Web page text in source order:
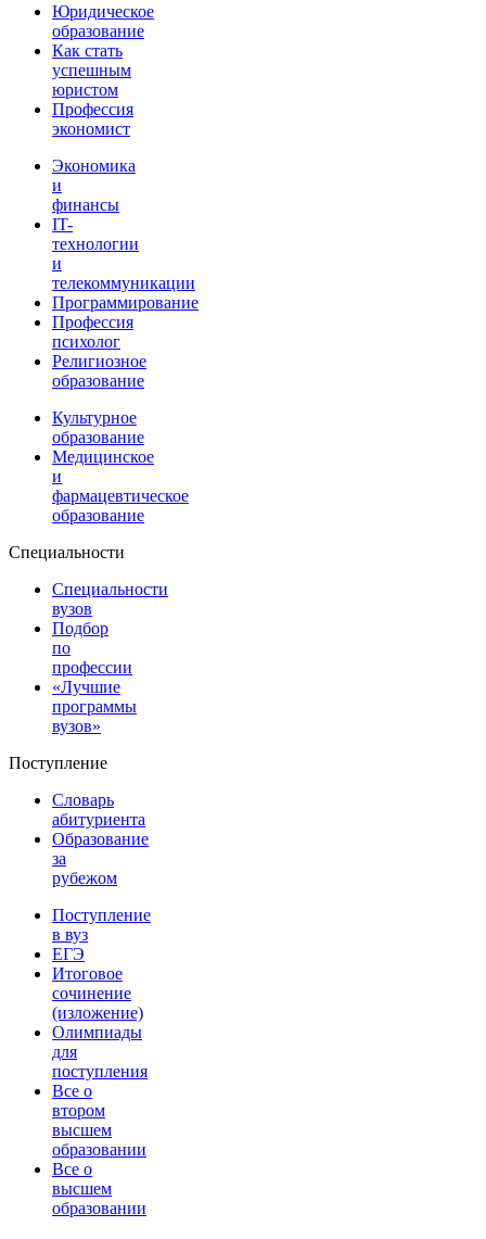
Юридическое
образование
Как стать
успешным
юристом
Профессия
экономист
Экономика
и
финансы
IT-
технологии
и
телекоммуникации
Программирование
Профессия
психолог
Религиозное
образование
Культурное
образование
Медицинское
и
фармацевтическое
образование
Специальности
Специальности
вузов
Подбор
по
профессии
«Лучшие
программы
вузов»
Поступление
Словарь
абитуриента
Образование
за
рубежом
Поступление
в вуз
ЕГЭ
Итоговое
сочинение
(изложение)
Олимпиады
для
поступления
Все о
втором
высшем
образовании
Все о
высшем
образовании